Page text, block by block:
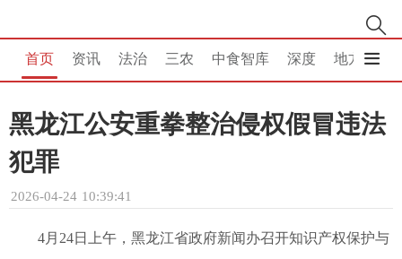
首页 资讯 法治 三农 中食智库 深度 地方
黑龙江公安重拳整治侵权假冒违法
犯罪
2026-04-24 10:39:41
4月24日上午，黑龙江省政府新闻办召开知识产权保护与